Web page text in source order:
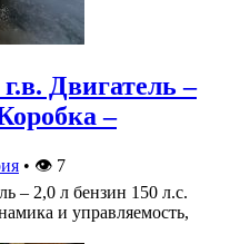
Двигатель –
–
• 👁 7
– 2,0 л бензин 150 л.с.
и управляемость,